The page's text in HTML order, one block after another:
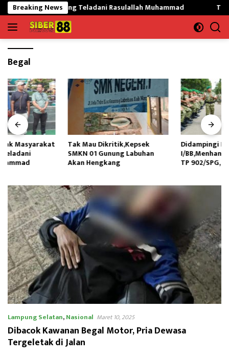
Langsung
ke
konten
Breaking NewsTeladani Rasulallah Muhammad Tak Mau
Begal
Tak Mau Dikritik,Kepsek
SMKN 01 Gunung Labuhan
Akan Hengkang
Didampingi Kasdam
I/BB,Menhan RI Kunjungi Yonif
TP 902/SPG, Tinjau Fasilitas
Lampung Selatan,Nasional Maret 10, 2025
Dibacok Kawanan Begal Motor, Pria Dewasa
Tergeletak di Jalan